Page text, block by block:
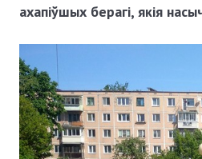
ахапіўшых берагі, якія